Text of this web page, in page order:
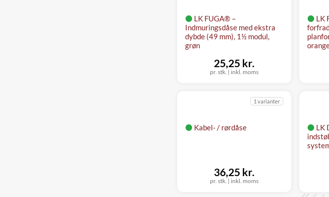
LK FUGA® –
Indmuringsdåse med ekstra
dybde (49 mm), 1½ modul,
grøn
pr. stk. | inkl. moms
25,25 kr.
LK
Kabel- / rørdåse
1 varianter
pr. stk. | inkl. moms
36,25 kr.
LK